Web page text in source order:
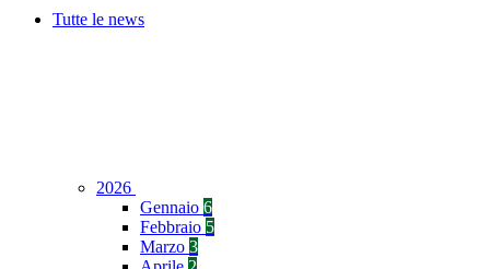
Tutte le news
2026
Gennaio 6
Febbraio 5
Marzo 3